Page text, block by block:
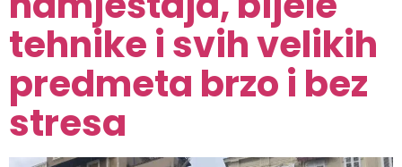
tehnike i svih velikih
predmeta brzo i bez
stresa